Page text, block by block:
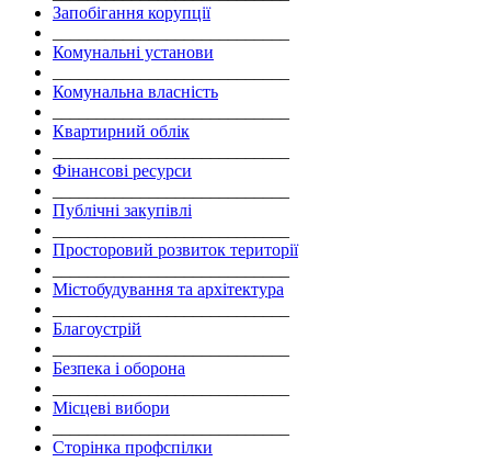
Запобігання корупції
Комунальні установи
Комунальна власність
Квартирний облік
Фінансові ресурси
Публічні закупівлі
Просторовий розвиток території
Містобудування та архітектура
Благоустрій
Безпека і оборона
Місцеві вибори
Сторінка профспілки